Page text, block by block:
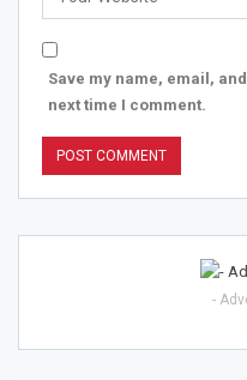
Save my name, email,
next time I comment.
-